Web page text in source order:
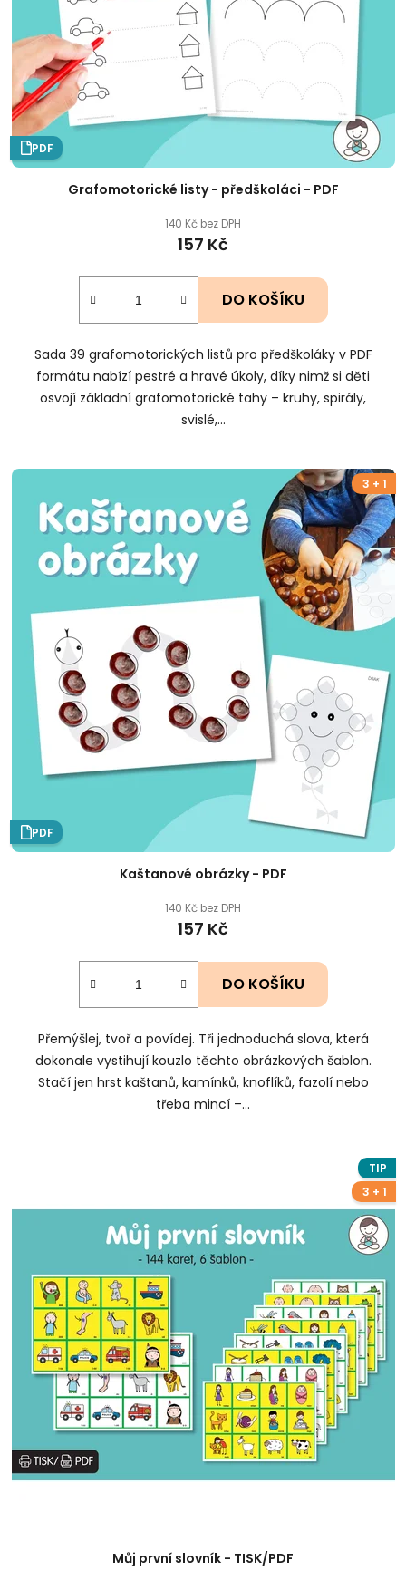
PDF
Grafomotorické listy - předškoláci - PDF
140 Kč bez DPH
157 Kč
DO KOŠÍKU
Sada 39 grafomotorických listů pro předškoláky v PDF
formátu nabízí pestré a hravé úkoly, díky nimž si děti
osvojí základní grafomotorické tahy – kruhy, spirály,
svislé,...
3 + 1
PDF
Kaštanové obrázky - PDF
140 Kč bez DPH
157 Kč
DO KOŠÍKU
Přemýšlej, tvoř a povídej. Tři jednoduchá slova, která
dokonale vystihují kouzlo těchto obrázkových šablon.
Stačí jen hrst kaštanů, kamínků, knoflíků, fazolí nebo
třeba mincí –...
TIP
3 + 1
Můj první slovník - TISK/PDF